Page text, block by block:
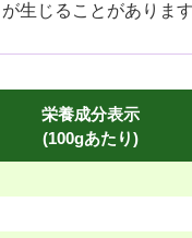
生じることがありま
栄養成分表示
(100gあたり)